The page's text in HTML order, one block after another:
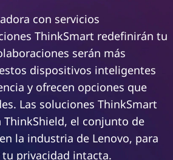
con servicios
ThinkSmart redefinirán tu
serán más
dispositivos inteligentes
y ofrecen opciones que
Las soluciones ThinkSmart
el conjunto de
la industria de Lenovo, para
privacidad intacta.